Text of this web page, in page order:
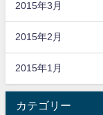
2015年3月
2015年2月
2015年1月
カテゴリー